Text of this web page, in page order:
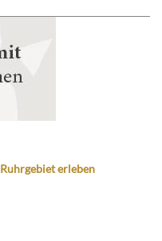
Ruhrgebiet erleben